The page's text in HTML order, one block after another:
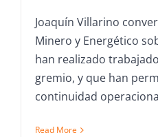
Joaquín Villarino
Minero y Energético
han realizado
gremio, y que han
continuidad
Read More